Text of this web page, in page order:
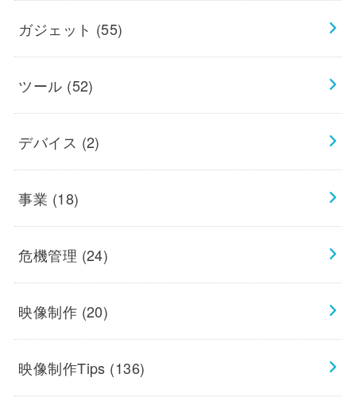
ガジェット (55)
ツール (52)
デバイス (2)
事業 (18)
危機管理 (24)
映像制作 (20)
映像制作Tips (136)